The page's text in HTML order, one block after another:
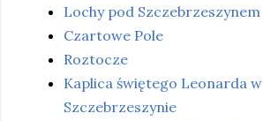
Lochy pod Szczebrzeszynem
Czartowe Pole
Roztocze
Kaplica świętego Leonarda w
Szczebrzeszynie